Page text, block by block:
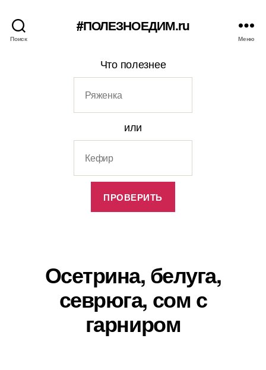
Поиск
#ПОЛЕЗНОЕДИМ.ru
Меню
Что полезнее
или
Осетрина, белуга,
севрюга, сом с
гарниром